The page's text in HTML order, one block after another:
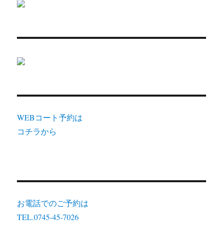
WEBコート予約は
コチラから
お電話でのご予約は
TEL.0745-45-7026